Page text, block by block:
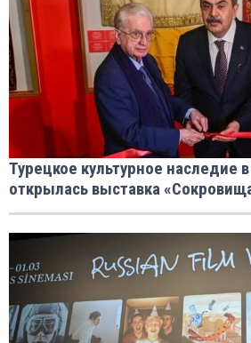
Турецкое культурное наследие
открылась выставка